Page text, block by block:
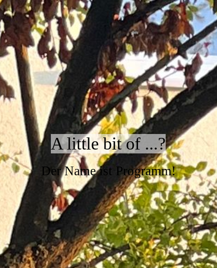
A little bit of ...?
Der Name ist Programm!